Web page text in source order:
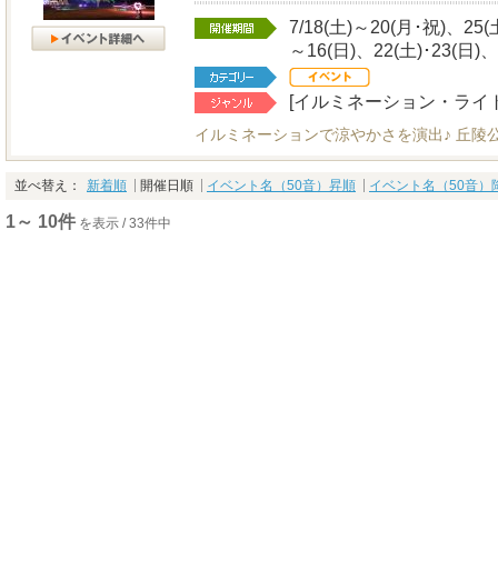
7/18(土)～20(月･祝)、25(
～16(日)、22(土)･23(日)
[イルミネーション・ライ
イルミネーションで涼やかさを演出♪ 丘陵
並べ替え： 新着順 開催日順 イベント名（50音）昇順 イベント名（50音）
1～ 10件 を表示 / 33件中